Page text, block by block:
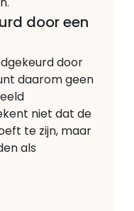
door een
door
daarom geen
niet dat de
te zijn, maar
als